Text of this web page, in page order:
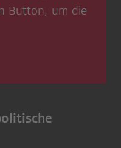
Button, um die